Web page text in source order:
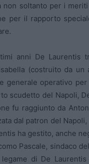
non soltanto per i
per il rapporto
anni De Laurentis
(costruito da
generale operativo
scudetto del Napoli,
fu raggiunto da
dal patron del
ha gestito, anche
Pascale, sindaco
di De